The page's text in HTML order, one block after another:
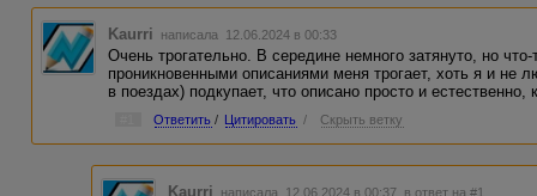
Kaurri написала 12.06.2024 в 00:33
Очень трогательно. В середине немного затянуто, но
проникновенными описаниями меня трогает, хоть я и не
в поездах) подкупает, что описано просто и
Ответить / Цитировать / Скрыть ветку
Kaurri написала 12.06.2024 в 00:37 в ответ на #1